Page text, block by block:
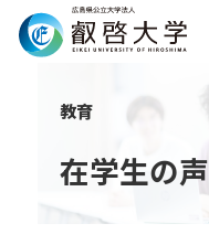
教育
在学生の声